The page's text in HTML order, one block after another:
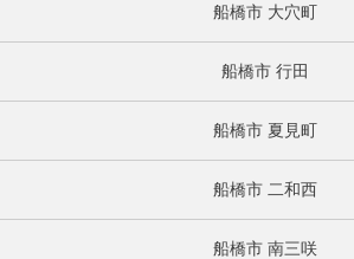
船橋市 大穴町
船橋市 行田
船橋市 夏見町
船橋市 二和西
船橋市 南三咲